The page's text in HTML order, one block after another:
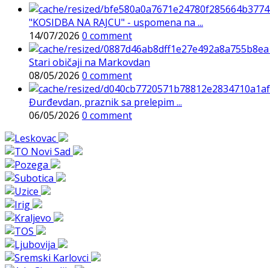
"KOSIDBA NA RAJCU" - uspomena na ...
14/07/2026 0 comment
Stari običaji na Markovdan
08/05/2026 0 comment
Đurđevdan, praznik sa prelepim ...
06/05/2026 0 comment